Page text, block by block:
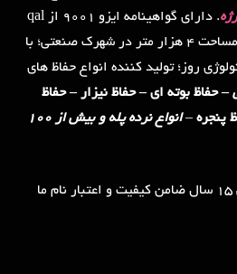
. دارای گواهینامه ایزو 9001 از qal
انگلستان در کارخانه ای به مساحت 4 هزار متر در شهرک صنعتی؛ با
روز؛ تولید کننده انواع حفاظ های
– حفاظ بوته ای – حفاظ نیزار – حفاظ
پنجره –
انواع نرده پله و بیش از 100
بیش از 2500 پروژه در طی 15 سال ضامن کیفیت و اعتبار نام ما